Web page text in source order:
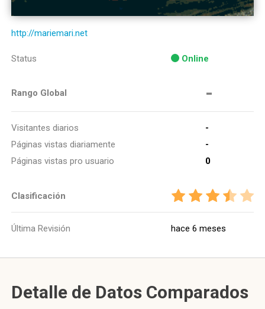
http://mariemari.net
Status Online
Rango Global -
Visitantes diarios
-
Páginas vistas diariamente
-
Páginas vistas pro usuario
0
Clasificación
Última Revisión hace 6 meses
Detalle de Datos Comparados